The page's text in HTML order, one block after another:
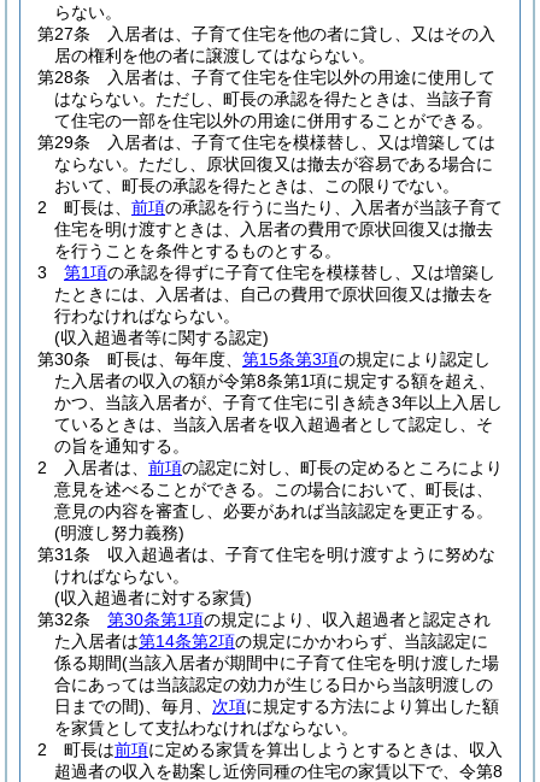
らない。
第27条
入居者は、子育て住宅を他の者に貸し、又はその入
居の権利を他の者に譲渡してはならない。
第28条
入居者は、子育て住宅を住宅以外の用途に使用して
はならない。 ただし、町長の承認を得たときは、当該子育
て住宅の一部を住宅以外の用途に併用することができる。
第29条
入居者は、子育て住宅を模様替し、又は増築しては
ならない。 ただし、原状回復又は撤去が容易である場合に
おいて、町長の承認を得たときは、この限りでない。
2
町長は、 前項の承認を行うに当たり、入居者が当該子育て
住宅を明け渡すときは、入居者の費用で原状回復又は撤去
を行うことを条件とするものとする。
3
第1項の承認を得ずに子育て住宅を模様替し、又は増築し
たときには、入居者は、自己の費用で原状回復又は撤去を
行わなければならない。
(収入超過者等に関する認定)
第30条
町長は、毎年度、 第15条第3項の規定により認定し
た入居者の収入の額が令第8条第1項に規定する額を超え、
かつ、当該入居者が、子育て住宅に引き続き3年以上入居し
ているときは、当該入居者を収入超過者として認定し、そ
の旨を通知する。
2
入居者は、 前項の認定に対し、町長の定めるところにより
意見を述べることができる。
この場合において、町長は、
意見の内容を審査し、必要があれば当該認定を更正する。
(明渡し努力義務)
第31条
収入超過者は、子育て住宅を明け渡すように努めな
ければならない。
(収入超過者に対する家賃)
第32条
第30条第1項の規定により、収入超過者と認定され
た入居者は第14条第2項の規定にかかわらず、当該認定に
係る期間(当該入居者が期間中に子育て住宅を明け渡した場
合にあっては当該認定の効力が生じる日から当該明渡しの
日までの間) 、毎月、 次項に規定する方法により算出した額
を家賃として支払わなければならない。
2
町長は前項に定める家賃を算出しようとするときは、収入
超過者の収入を勘案し近傍同種の住宅の家賃以下で、令第8